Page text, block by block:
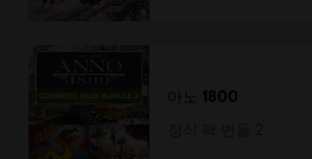
아노 1800